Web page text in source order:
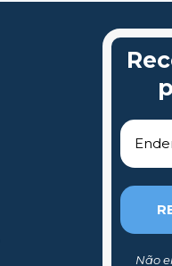
Não